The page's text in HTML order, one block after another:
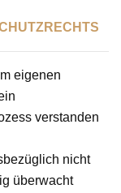
eigenen
verstanden
nicht
überwacht